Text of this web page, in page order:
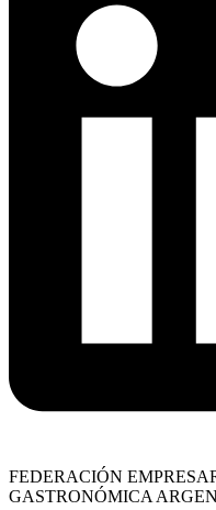
FEDERACIÓN
GASTRONÓMICA